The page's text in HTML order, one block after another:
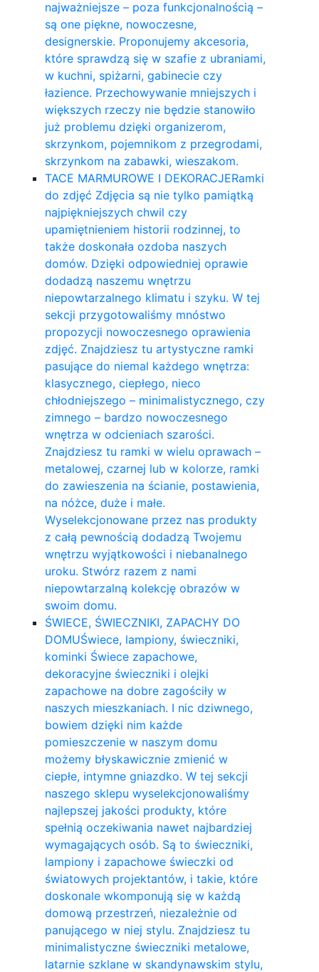
najważniejsze – poza funkcjonalnością –
są one piękne, nowoczesne,
designerskie. Proponujemy akcesoria,
które sprawdzą się w szafie z ubraniami,
w kuchni, spiżarni, gabinecie czy
łazience. Przechowywanie mniejszych i
większych rzeczy nie będzie stanowiło
już problemu dzięki organizerom,
skrzynkom, pojemnikom z przegrodami,
skrzynkom na zabawki, wieszakom.
TACE MARMUROWE I DEKORACJERamki
do zdjęć Zdjęcia są nie tylko pamiątką
najpiękniejszych chwil czy
upamiętnieniem historii rodzinnej, to
także doskonała ozdoba naszych
domów. Dzięki odpowiedniej oprawie
dodadzą naszemu wnętrzu
niepowtarzalnego klimatu i szyku. W tej
sekcji przygotowaliśmy mnóstwo
propozycji nowoczesnego oprawienia
zdjęć. Znajdziesz tu artystyczne ramki
pasujące do niemal każdego wnętrza:
klasycznego, ciepłego, nieco
chłodniejszego – minimalistycznego, czy
zimnego – bardzo nowoczesnego
wnętrza w odcieniach szarości.
Znajdziesz tu ramki w wielu oprawach –
metalowej, czarnej lub w kolorze, ramki
do zawieszenia na ścianie, postawienia,
na nóżce, duże i małe.
Wyselekcjonowane przez nas produkty
z całą pewnością dodadzą Twojemu
wnętrzu wyjątkowości i niebanalnego
uroku. Stwórz razem z nami
niepowtarzalną kolekcję obrazów w
swoim domu.
ŚWIECE, ŚWIECZNIKI, ZAPACHY DO
DOMUŚwiece, lampiony, świeczniki,
kominki Świece zapachowe,
dekoracyjne świeczniki i olejki
zapachowe na dobre zagościły w
naszych mieszkaniach. I nic dziwnego,
bowiem dzięki nim każde
pomieszczenie w naszym domu
możemy błyskawicznie zmienić w
ciepłe, intymne gniazdko. W tej sekcji
naszego sklepu wyselekcjonowaliśmy
najlepszej jakości produkty, które
spełnią oczekiwania nawet najbardziej
wymagających osób. Są to świeczniki,
lampiony i zapachowe świeczki od
światowych projektantów, i takie, które
doskonale wkomponują się w każdą
domową przestrzeń, niezależnie od
panującego w niej stylu. Znajdziesz tu
minimalistyczne świeczniki metalowe,
latarnie szklane w skandynawskim stylu,